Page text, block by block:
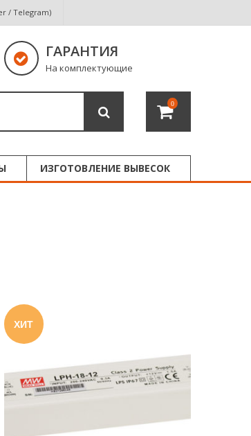
/ Telegram)
ГАРАНТИЯ
На комплектующие
0
ИЗГОТОВЛЕНИЕ ВЫВЕСОК
ХИТ